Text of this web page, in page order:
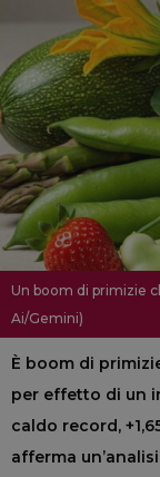
Un boom di primizie
Ai/Gemini)
È boom di
per effetto di un
caldo record,
afferma